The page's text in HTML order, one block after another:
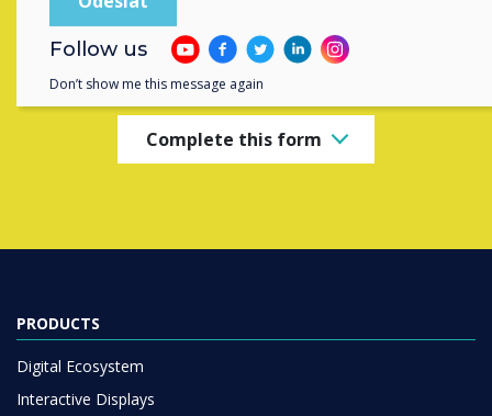
Contact aClevertouch
completing the form below
Complete this form
PRODUCTS
Digital Ecosystem
Interactive Displays
Follow us
Don’t show me this message again